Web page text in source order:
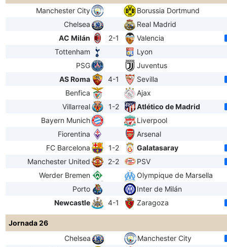
Manchester City
Borussia Dortmund
Chelsea
Real Madrid
AC Milán
2-1
Valencia
Tottenham
Lyon
PSG
Juventus
AS Roma
4-1
Sevilla
Benfica
Ajax
Villarreal
1-2
Atlético de Madrid
Bayern Munich
Liverpool
Fiorentina
Arsenal
FC Barcelona
1-2
Galatasaray
Manchester United
2-2
PSV
Werder Bremen
Olympique de Marsella
Porto
Inter de Milán
Newcastle
4-1 Zaragoza
Jornada 26
Chelsea
Manchester City